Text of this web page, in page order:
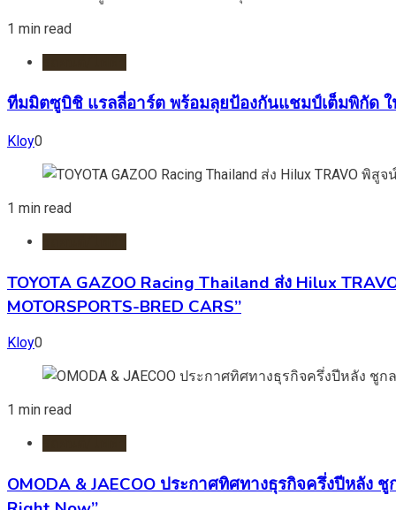
1 min read
ทีมมิตซูบิชิ แรลลี่อาร์ต พร้อมลุยป้องกันแชมป์เต็มพิกัด
Kloy0
1 min read
TOYOTA GAZOO Racing Thailand ส่ง Hilux
MOTORSPORTS-BRED CARS”
Kloy0
1 min read
OMODA & JAECOO ประกาศทิศทางธุรกิจครึ่งปีหลัง